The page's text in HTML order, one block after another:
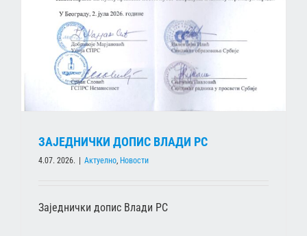
ЗАЈЕДНИЧКИ ДОПИС ВЛАДИ РС
4.07. 2026. | Актуелно Новости
Заједнички допис Влади РС